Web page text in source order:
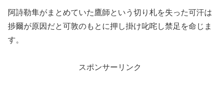
阿詩勒隼がまとめていた鷹師という切り札を失った可汗は
捗爾が原因だと可敦のもとに押し掛け叱咤し禁足を命じま
す。
スポンサーリンク